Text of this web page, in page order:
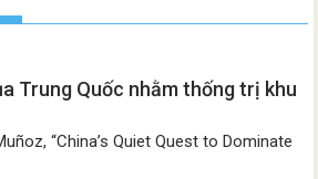
Trung Quốc nhằm thống trị khu
“China’s Quiet Quest to Dominate